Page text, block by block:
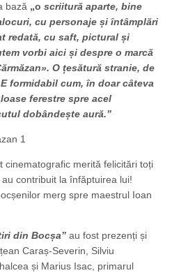
bază „o scriitură aparte, bine
cu personaje și întâmplări
redată, cu saft, pictural și
vorbi aici și despre o marcă
O țesătură stranie, de
formidabil cum, în doar câteva
ferestre spre acel
dobândește aură.”
cinematografic merită felicitări toți
contribuit la înfăptuirea lui!
merg spre maestrul Ioan
din Bocșa” au fost prezenți și
Caraș-Severin, Silviu
și Marius Isac, primarul